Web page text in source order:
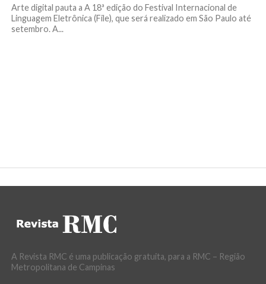
Arte digital pauta a A 18ª edição do Festival Internacional de
Linguagem Eletrônica (File), que será realizado em São Paulo até
setembro. A...
A Revista RMC é uma publicação gratuita, para a RMC – Região
Metropolitana de Campinas